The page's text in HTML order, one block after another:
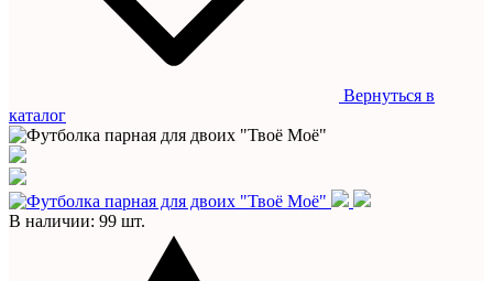
Вернуться в
каталог
В наличии: 99 шт.